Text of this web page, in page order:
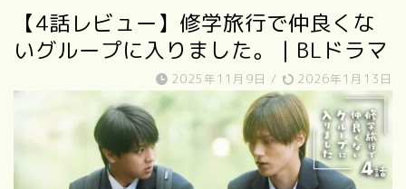
【4話レビュー】修学旅行で仲良くな
いグループに入りました。｜BLドラマ
2025年11月9日 / 2026年1月13日